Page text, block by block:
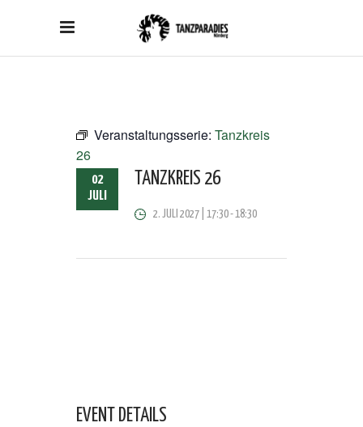
Veranstaltungsserie: Tanzkreis
26
02
JULI
TANZKREIS 26
2. JULI 2027 | 17:30-18:30
EVENT DETAILS